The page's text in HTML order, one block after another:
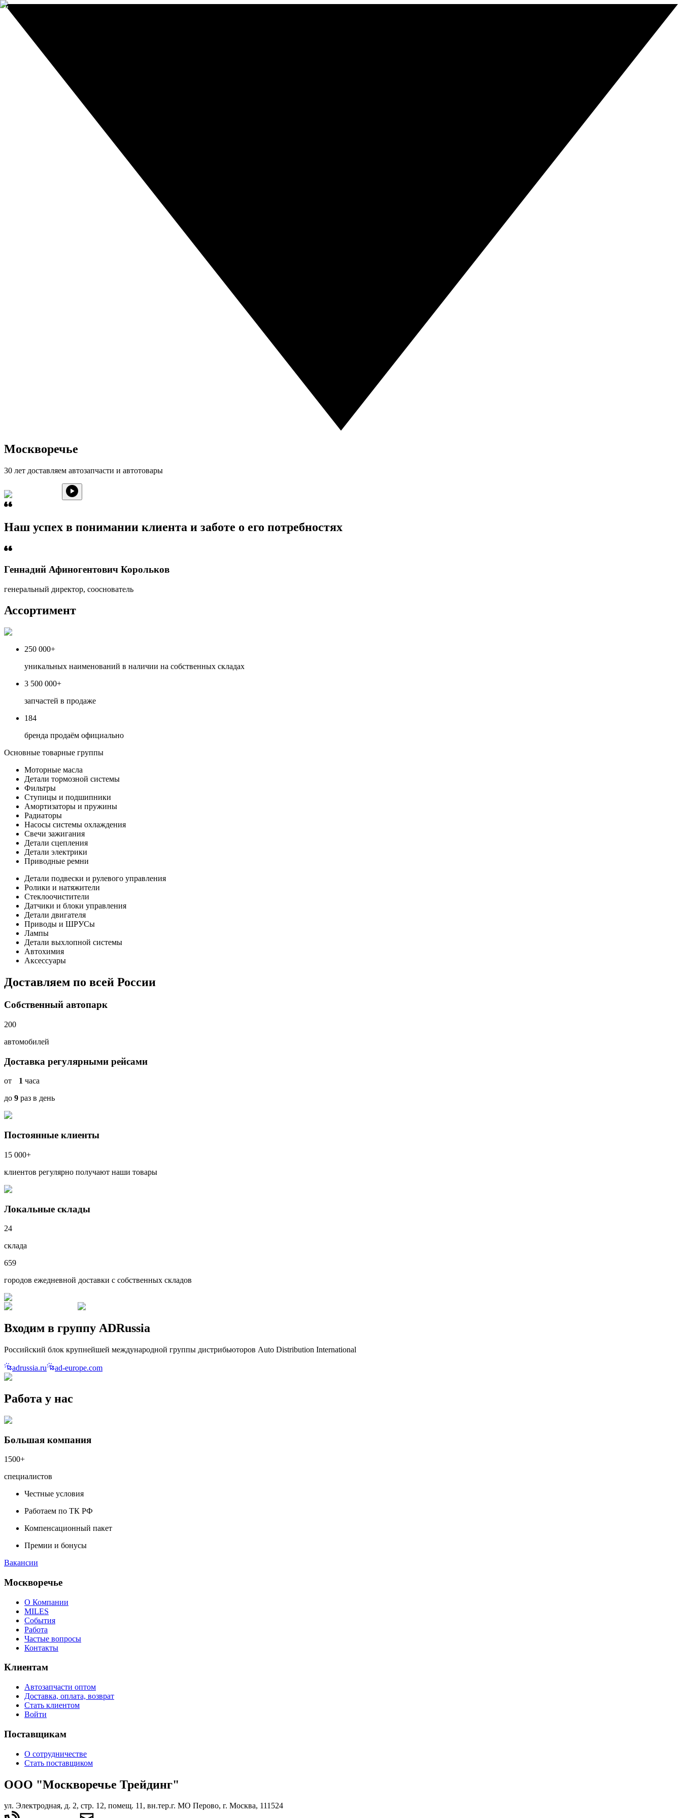
Москворечье
30 лет доставляем автозапчасти и автотовары
Наш успех в понимании клиента и заботе о его потребностях
Геннадий Афиногентович Корольков
генеральный директор, сооснователь
Ассортимент
250 000+
уникальных наименований в наличии на собственных складах
3 500 000+
запчастей в продаже
184
бренда продаём официально
Основные товарные группы
Моторные масла
Детали тормозной системы
Фильтры
Ступицы и подшипники
Амортизаторы и пружины
Радиаторы
Насосы системы охлаждения
Свечи зажигания
Детали сцепления
Детали электрики
Приводные ремни
Детали подвески и рулевого управления
Ролики и натяжители
Стеклоочистители
Датчики и блоки управления
Детали двигателя
Приводы и ШРУСы
Лампы
Детали выхлопной системы
Автохимия
Аксессуары
Доставляем по всей России
Собственный автопарк
200
автомобилей
Доставка регулярными рейсами
от 1 часа
до 9 раз в день
Постоянные клиенты
15 000+
клиентов регулярно получают наши товары
Локальные склады
24
склада
659
городов ежедневной доставки с собственных складов
Входим в группу ADRussia
Российский блок крупнейшей международной группы дистрибьюторов Auto Distribution International
adrussia.ru ad-europe.com
Работа у нас
Большая компания
1500+
специалистов
Честные условия
Работаем по ТК РФ
Компенсационный пакет
Премии и бонусы
Вакансии
Москворечье
О Компании
MILES
События
Работа
Частые вопросы
Контакты
Клиентам
Автозапчасти оптом
Доставка, оплата, возврат
Стать клиентом
Войти
Поставщикам
О сотрудничестве
Стать поставщиком
ООО "Москворечье Трейдинг"
ул. Электродная, д. 2, стр. 12, помещ. 11, вн.тер.г. МО Перово, г. Москва, 111524